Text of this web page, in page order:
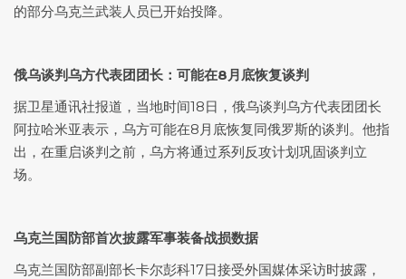
的部分乌克兰武装人员已开始投降。
俄乌谈判乌方代表团团长：可能在8月底恢复谈判
据卫星通讯社报道，当地时间18日，俄乌谈判乌方代表团团长
阿拉哈米亚表示，乌方可能在8月底恢复同俄罗斯的谈判。他指
出，在重启谈判之前，乌方将通过系列反攻计划巩固谈判立
场。
乌克兰国防部首次披露军事装备战损数据
乌克兰国防部副部长卡尔彭科17日接受外国媒体采访时披露，